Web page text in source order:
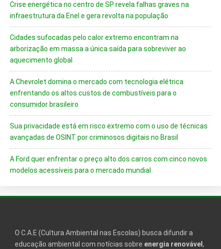
Crise energética no centro de SP revela falhas graves na
infraestrutura da Enel e gera revolta na população
Cidades sufocadas pelo calor extremo encontram na
arborização em massa a única saída para sobreviver ao
aquecimento global
A Chevrolet domina o mercado com tecnologia elétrica
enfrentando os altos custos de combustíveis para o
consumidor brasileiro
Sua privacidade está em risco extremo com o uso de técnicas
avançadas de OSINT por criminosos digitais no Brasil
A Ford quer enfrentar o preço alto dos carros com cinco novos
modelos acessíveis para o mercado mundial
O C.A.E (Cultura Ambiental nas Escolas) busca difundir a
educação ambiental com notícias sobre energia renovável ,